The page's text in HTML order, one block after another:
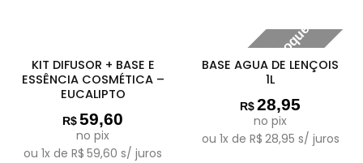
KIT DIFUSOR + BASE E
ESSÊNCIA COSMÉTICA –
EUCALIPTO
R$59,60
no pix
ou 1x de R$ 59,60 s/ juros
Fora de estoque
BASE AGUA DE LENÇOIS
1L
R$28,95
no pix
ou 1x de R$ 28,95 s/ juros